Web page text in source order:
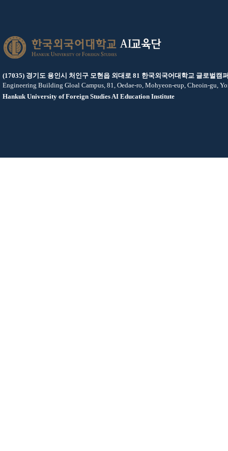
AI교육단
(17035) 경기도 용인시 처인구 모현읍 외대로 81 한국외국어대학교 글로벌캠
Engineering Building Gloal Campus, 81, Oedae-ro, Mohyeon-eup, Cheoin-gu,
Hankuk University of Foreign Studies AI Education Institute